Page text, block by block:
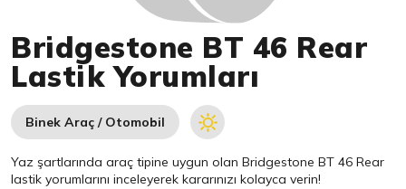
Bridgestone BT 46 Rear
Lastik Yorumları
Binek Araç / Otomobil
Yaz şartlarında araç tipine uygun olanBridgestone BT 46 Rear
lastik yorumlarını inceleyerek kararınızı kolayca verin!